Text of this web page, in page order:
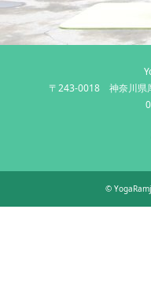
〒243-0018 神奈川県
©